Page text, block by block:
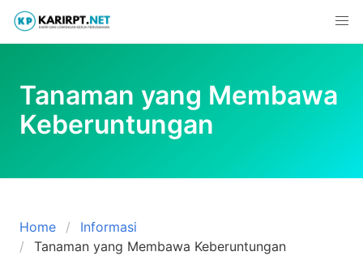
Skip
content
Tanaman yang Membawa
Keberuntungan
Home
Informasi
Tanaman yang Membawa Keberuntungan